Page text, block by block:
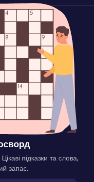
підказки та слова,
запас.